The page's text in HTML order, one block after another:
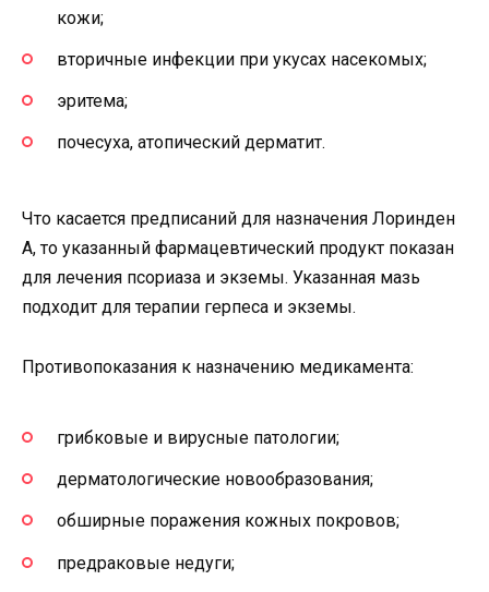
кожи;
вторичные инфекции при укусах насекомых;
эритема;
почесуха, атопический дерматит.
Что касается предписаний для назначения Лоринден
А, то указанный фармацевтический продукт показан
для лечения псориаза и экземы. Указанная мазь
подходит для терапии герпеса и экземы.
Противопоказания к назначению медикамента:
грибковые и вирусные патологии;
дерматологические новообразования;
обширные поражения кожных покровов;
предраковые недуги;